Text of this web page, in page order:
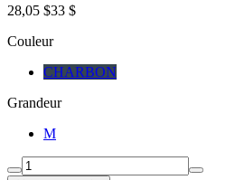
28,05 $33 $
Couleur
CHARBON
Grandeur
M